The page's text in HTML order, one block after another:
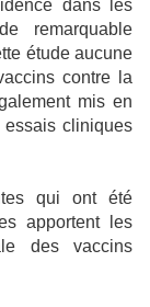
dans les
remarquable
étude aucune
contre la
mis en
cliniques
qui ont été
apportent les
des vaccins